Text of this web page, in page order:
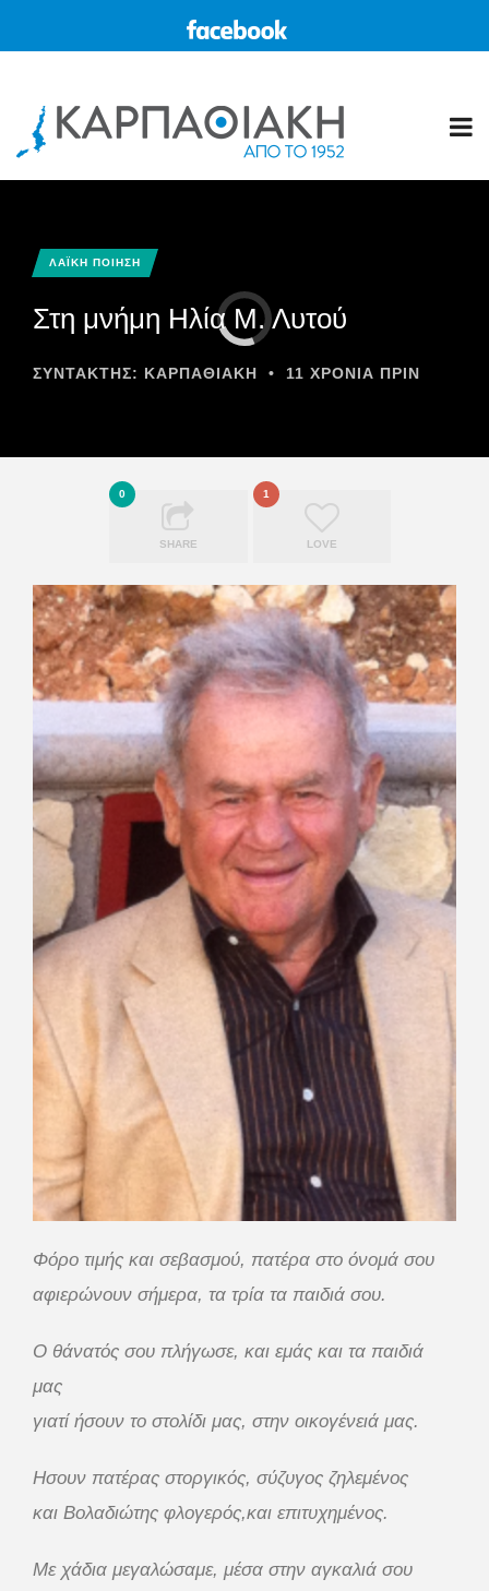
ΛΑΪΚΗ ΠΟΙΗΣΗ
Στη μνήμη Ηλία Μ. Λυτού
ΣΥΝΤΆΚΤΗΣ: ΚΑΡΠΑΘΙΑΚΗ • 11 ΧΡΌΝΙΑ ΠΡΙΝ
0
SHARE
1
LOVE
Φόρο τιμής και σεβασμού, πατέρα στο όνομά σου
αφιερώνουν σήμερα, τα τρία τα παιδιά σου.
Ο θάνατός σου πλήγωσε, και εμάς και τα παιδιά
μας
γιατί ήσουν το στολίδι μας, στην οικογένειά μας.
Ησουν πατέρας στοργικός, σύζυγος ζηλεμένος
και Βολαδιώτης φλογερός,και επιτυχημένος.
Με χάδια μεγαλώσαμε, μέσα στην αγκαλιά σου